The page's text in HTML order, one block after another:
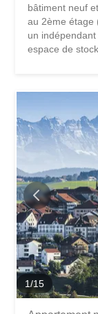
bâtiment neuf
au 2ème étage
un
espace de
possibilité de
1'180.00/
31m3 (CHF
d'atelier,
principales de
neuf, finitions
chacune une
parentale avec
un bac pour
offrant un
la campagne
1/15